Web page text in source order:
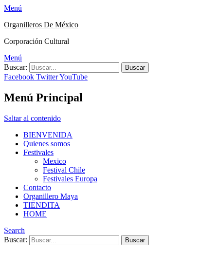
Menú
Organilleros De México
Corporación Cultural
Menú
Buscar:
Facebook TwitterYouTube
Menú Principal
Saltar al contenido
BIENVENIDA
Quienes somos
Festivales
Mexico
Festival Chile
Festivales Europa
Contacto
Organillero Maya
TIENDITA
HOME
Search
Buscar: